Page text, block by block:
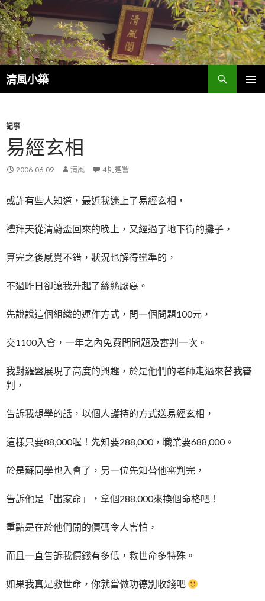
清風小築
搜
尋
容
記事
易經玄相
2006-06-09 清風 4 則迴響
或許有些人知道，最近我迷上了易經玄相，
禮拜天從清蔚盃回來的晚上，又經過了地下街的攤子，
算完之後感覺不錯，狀況也解得蠻準的，
不過昨日卻讓我升起了絲絲厭惡。
先說說這個組織的運作方式，問一個問題100元，
交1100入會，一年之內免費問問題及審判一次。
我對羅盤展現了高度的興趣，於是他們的老師走過來替我審
判，
告訴我想學的話，以個人護持的方式送易經玄相，
這樣只要88,000喔！先知要288,000，職業要688,000。
於是蘇同學也入會了，另一位先知替他審判完，
告訴他是「出家命」，拿個288,000來換個命格吧！
重點是在於他們開的價碼令人害怕，
而且一直告訴我價錢有多低，救世命多特殊。
如果我真是救世命，你就當做功德別收錢吧